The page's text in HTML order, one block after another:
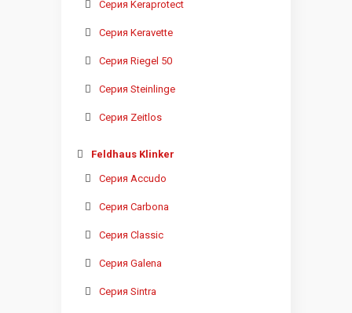
Серия Keraprotect
Серия Keravette
Серия Riegel 50
Серия Steinlinge
Серия Zeitlos
Feldhaus Klinker
Серия Accudo
Серия Carbona
Серия Classic
Серия Galena
Серия Sintra